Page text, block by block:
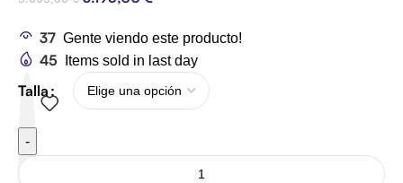
37 Gente viendo este producto!
45 Items sold in last day
Talla